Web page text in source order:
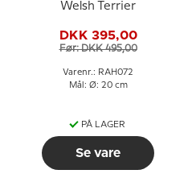
Welsh Terrier
DKK 395,00
Før: DKK 495,00
Varenr.: RAH072
Mål: Ø: 20 cm
PÅ LAGER
Se vare